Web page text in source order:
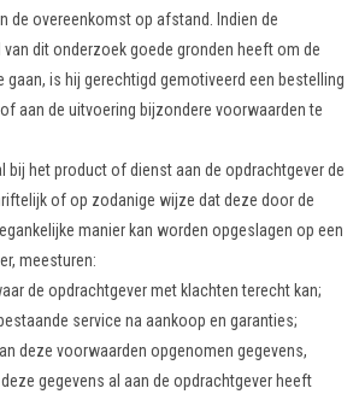
de overeenkomst op afstand. Indien de
dit onderzoek goede gronden heeft om de
gaan, is hij gerechtigd gemotiveerd een bestelling
aan de uitvoering bijzondere voorwaarden te
bij het product of dienst aan de opdrachtgever de
of op zodanige wijze dat deze door de
manier kan worden opgeslagen op een
meesturen:
de opdrachtgever met klachten terecht kan;
service na aankoop en garanties;
deze voorwaarden opgenomen gegevens,
gegevens al aan de opdrachtgever heeft